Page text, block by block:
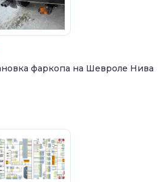
фаркопа на Шевроле Нива